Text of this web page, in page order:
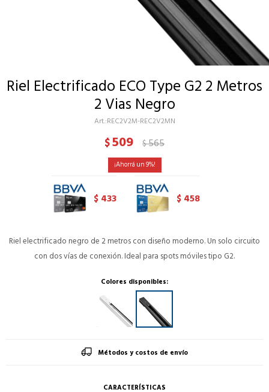
Riel Electrificado ECO Type G2 2 Metros
2 Vias Negro
REC2V2M-REC2V2MN
$509 $565
9
$ 433 $ 458
Riel electrificado negro de 2 metros con diseño moderno. Un solo circuito
con dos vías de conexión. Ideal para spots móviles tipo G2.
Colores disponibles:
Métodos y costos de envío
CARACTERÍSTICAS